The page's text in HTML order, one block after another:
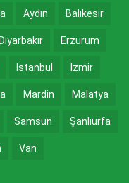
Aydın Balıkesir
Diyarbakır Erzurum
İstanbul İzmir
Mardin Malatya
Samsun Şanlıurfa
Van